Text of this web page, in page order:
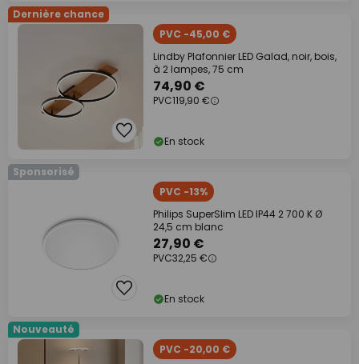
Dernière chance
PVC -45,00 €
Lindby Plafonnier LED Galad, noir, bois,
à 2 lampes, 75 cm
74,90 €
PVC119,90 €
En stock
Sponsorisé
PVC -13%
Philips SuperSlim LED IP44 2 700 K Ø
24,5 cm blanc
27,90 €
PVC32,25 €
En stock
Nouveauté
PVC -20,00 €